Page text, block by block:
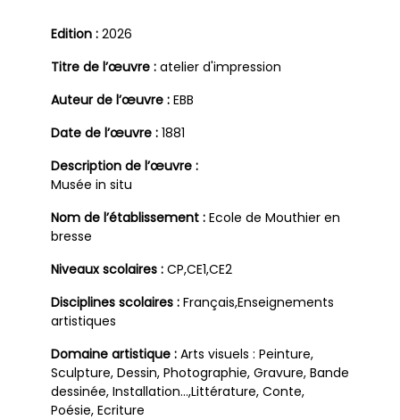
Edition : 2026
Titre de l’œuvre : atelier d'impression
Auteur de l’œuvre : EBB
Date de l’œuvre : 1881
Description de l’œuvre :
Musée in situ
Nom de l’établissement : Ecole de Mouthier en
bresse
Niveaux scolaires : CP,CE1,CE2
Disciplines scolaires : Français,Enseignements
artistiques
Domaine artistique : Arts visuels : Peinture,
Sculpture, Dessin, Photographie, Gravure, Bande
dessinée, Installation…,Littérature, Conte,
Poésie, Ecriture